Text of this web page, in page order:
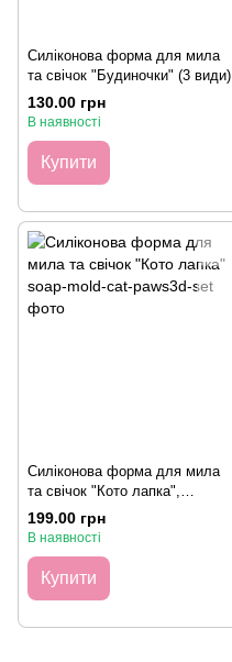
Силіконова форма для мила
та свічок "Будиночки" (3 види)
130.00 грн
В наявності
Купити
Силіконова форма для мила
та свічок "Кото лапка",
планшет із 7шт
199.00 грн
В наявності
Купити